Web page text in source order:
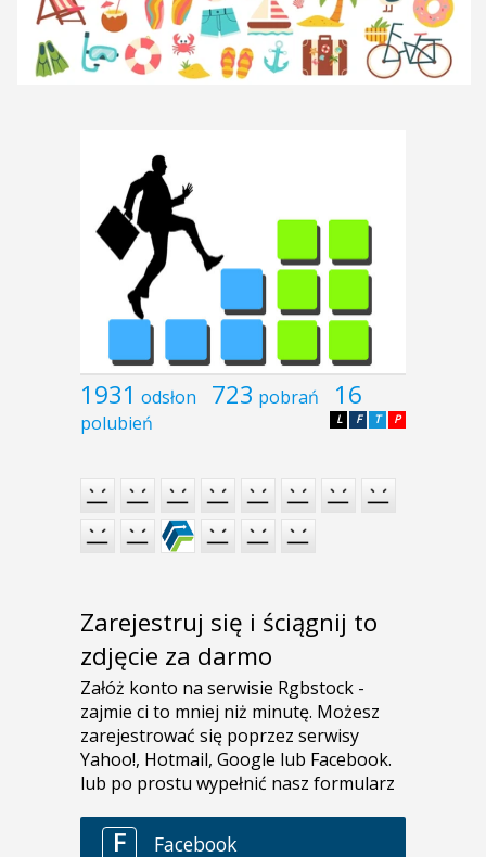
1931 odsłon 723 pobrań 16
polubień P
T
F
L
Zarejestruj się i ściągnij to
zdjęcie za darmo